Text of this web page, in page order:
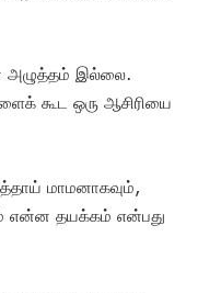
அழுத்தம் இல்லை.
கூட ஒரு ஆசிரியை
மாமனாகவும்,
என்ன தயக்கம் என்பது